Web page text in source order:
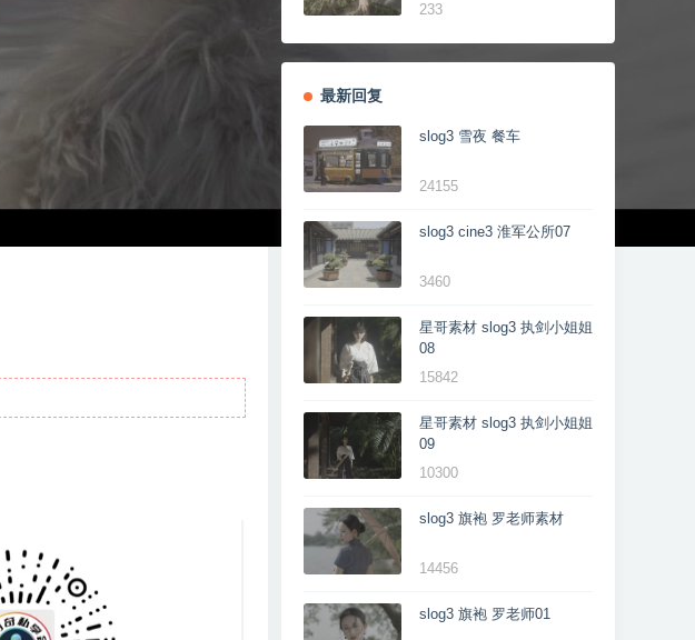
233
最新回复
slog3 雪夜 餐车
24155
slog3 cine3 淮军公所07
3460
星哥素材 slog3 执剑小姐姐
08
15842
星哥素材 slog3 执剑小姐姐
09
10300
slog3 旗袍 罗老师素材
14456
slog3 旗袍 罗老师01